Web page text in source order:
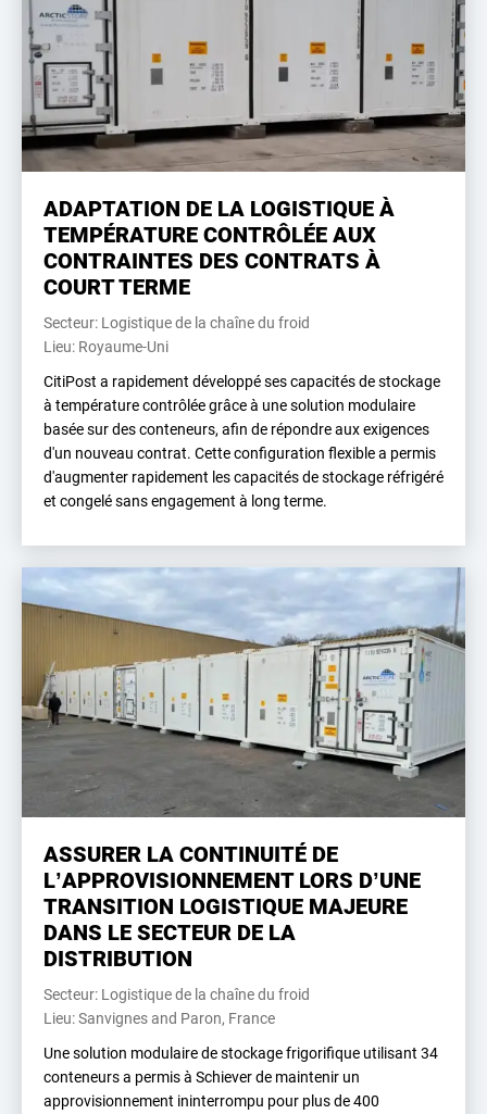
ADAPTATION DE LA LOGISTIQUE À
TEMPÉRATURE CONTRÔLÉE AUX
CONTRAINTES DES CONTRATS À
COURT TERME
Secteur: Logistique de la chaîne du froid
Lieu: Royaume-Uni
CitiPost a rapidement développé ses capacités de stockage
à température contrôlée grâce à une solution modulaire
basée sur des conteneurs, afin de répondre aux exigences
d'un nouveau contrat. Cette configuration flexible a permis
d'augmenter rapidement les capacités de stockage réfrigéré
et congelé sans engagement à long terme.
ASSURER LA CONTINUITÉ DE
L’APPROVISIONNEMENT LORS D’UNE
TRANSITION LOGISTIQUE MAJEURE
DANS LE SECTEUR DE LA
DISTRIBUTION
Secteur: Logistique de la chaîne du froid
Lieu: Sanvignes and Paron, France
Une solution modulaire de stockage frigorifique utilisant 34
conteneurs a permis à Schiever de maintenir un
approvisionnement ininterrompu pour plus de 400